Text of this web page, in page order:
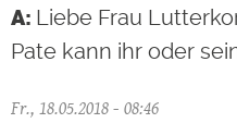
Liebe Frau
Pate kann ihr oder
Fr., 18.05.2018 - 08:46